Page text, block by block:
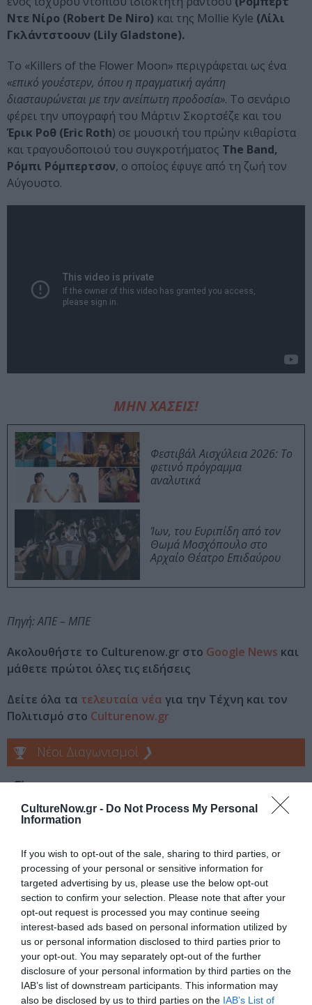
CultureNow.gr - Do Not Process My Personal
Information
If you wish to opt-out of the sale, sharing to third parties, or
processing of your personal or sensitive information for
targeted advertising by us, please use the below opt-out
section to confirm your selection. Please note that after your
opt-out request is processed you may continue seeing
interest-based ads based on personal information utilized by
us or personal information disclosed to third parties prior to
your opt-out. You may separately opt-out of the further
disclosure of your personal information by third parties on the
IAB’s list of downstream participants. This information may
also be disclosed by us to third parties on the IAB’s List of
Ντε Νίρο (Robert De Niro) και της Mollie Kyle (Λίλι
Γκλάντστοουν (Lily Gladstone).
Το «Killers of the Flower Moon» περιγράφεται ως ένα
«επικό γουέστερν, όπου η πραγματική αγάπη
διασταυρώνεται με την ανείπωτη προδοσία». Το σενάριο
φέρει την υπογραφή του Μάρτιν Σκορτσέζε και του
Έρικ Ροθ (Eric Roth) σε μουσική του πρώην κιθαρίστα
και τραγουδοποιού του συγκροτήματος The Band,
Ρόμπι Ρόμπερτσον, ο οποίος έφυγε από τη ζωή τον
Αύγουστο.
ΜΗΝ ΧΑΣΕΙΣ!
Φεστιβάλ Αισχύλεια 2026: Το
φετινό πρόγραμμα
αναλυτικά
Ίων, του Ευριπίδη από τον
Θωμά Μοσχόπουλο στο
Αρχαίο Θέατρο Επιδαύρου
Πηγή: ΑΠΕ – ΜΠΕ
Ακολουθήστε το Culturenow.gr στο Google News και
μάθετε πρώτοι όλες τις ειδήσεις
Δείτε όλα τα τελευταία νέα για την Τέχνη και τον
Πολιτισμό στο Culturenow.gr
Νέοι Διαγωνισμοί ❯
Tags
ΔΡΑΜΑΤΙΚΗ - ΚΟΙΝΩΝΙΚΗ
ΜΑΡΤΙΝ ΣΚΟΡΣΕΖΕ
Newsletter
Κάθε βδομάδα στο e-mail σας τα τελευταία νέα για
την Τέχνη και τον Πολιτισμό!